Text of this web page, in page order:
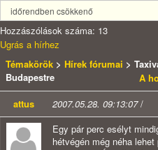
Hozzászólások száma: 13
Ugrás a hírhez
Témakörök > Hírek fórumai >
Budapestre
A
attus
2007.05.28. 09:13:07/
Egy pár perc esélyt
hétvégén még néha